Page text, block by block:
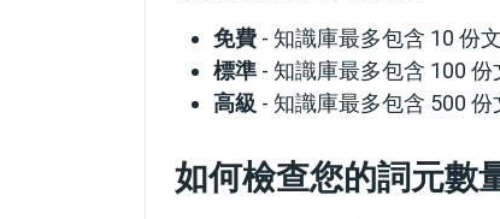
免費 - 知識庫最多包含 10 份
標準 - 知識庫最多包含 100
高級 - 知識庫最多包含 500
如何檢查您的詞元數